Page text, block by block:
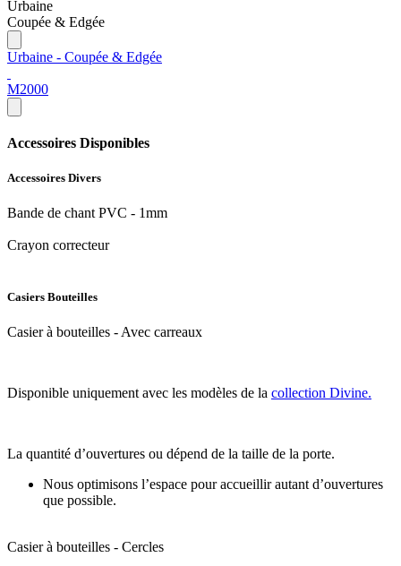
Urbaine
Coupée & Edgée
Urbaine - Coupée & Edgée
M2000
Accessoires Disponibles
Accessoires Divers
Bande de chant PVC - 1mm
Crayon correcteur
Casiers Bouteilles
Casier à bouteilles - Avec carreaux
Disponible uniquement avec les modèles de la collection Divine.
La quantité d’ouvertures ou dépend de la taille de la porte.
Nous optimisons l’espace pour accueillir autant d’ouvertures
que possible.
Casier à bouteilles - Cercles